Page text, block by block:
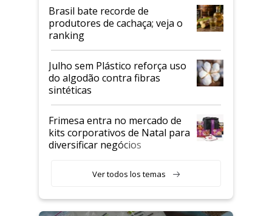
Brasil bate recorde de
produtores de cachaça; veja o
ranking
Julho sem Plástico reforça uso
do algodão contra fibras
sintéticas
Frimesa entra no mercado de
kits corporativos de Natal para
diversificar negócios
Ver todos los temas